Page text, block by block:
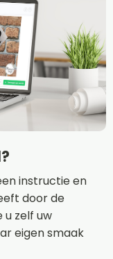
instructie en
door de
zelf uw
eigen smaak